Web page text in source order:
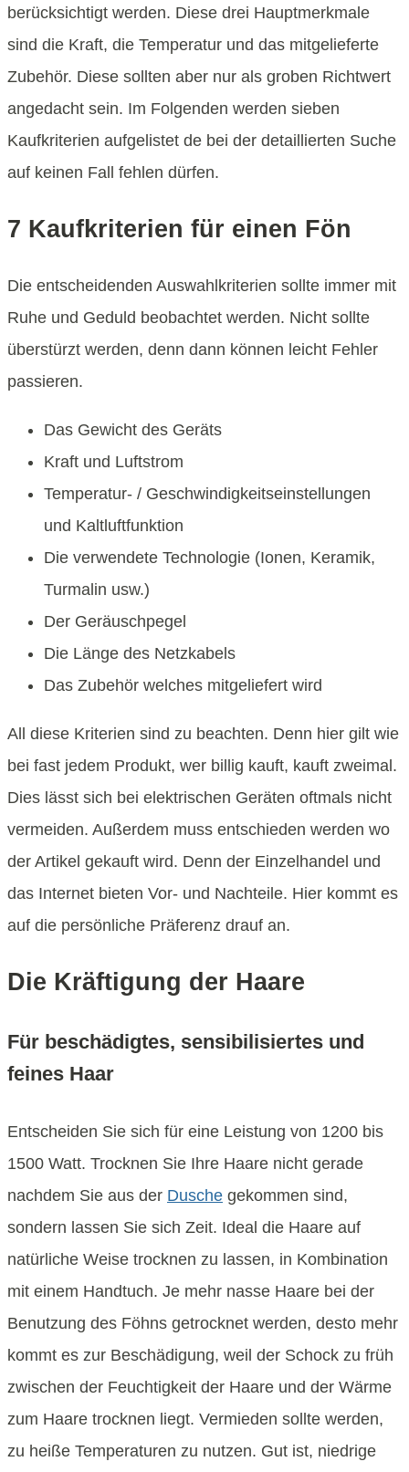
berücksichtigt werden. Diese drei Hauptmerkmale
sind die Kraft, die Temperatur und das mitgelieferte
Zubehör. Diese sollten aber nur als groben Richtwert
angedacht sein. Im Folgenden werden sieben
Kaufkriterien aufgelistet de bei der detaillierten Suche
auf keinen Fall fehlen dürfen.
7 Kaufkriterien für einen Fön
Die entscheidenden Auswahlkriterien sollte immer mit
Ruhe und Geduld beobachtet werden. Nicht sollte
überstürzt werden, denn dann können leicht Fehler
passieren.
Das Gewicht des Geräts
Kraft und Luftstrom
Temperatur- / Geschwindigkeitseinstellungen
und Kaltluftfunktion
Die verwendete Technologie (Ionen, Keramik,
Turmalin usw.)
Der Geräuschpegel
Die Länge des Netzkabels
Das Zubehör welches mitgeliefert wird
All diese Kriterien sind zu beachten. Denn hier gilt wie
bei fast jedem Produkt, wer billig kauft, kauft zweimal.
Dies lässt sich bei elektrischen Geräten oftmals nicht
vermeiden. Außerdem muss entschieden werden wo
der Artikel gekauft wird. Denn der Einzelhandel und
das Internet bieten Vor- und Nachteile. Hier kommt es
auf die persönliche Präferenz drauf an.
Die Kräftigung der Haare
Für beschädigtes, sensibilisiertes und
feines Haar
Entscheiden Sie sich für eine Leistung von 1200 bis
1500 Watt. Trocknen Sie Ihre Haare nicht gerade
nachdem Sie aus der Dusche gekommen sind,
sondern lassen Sie sich Zeit. Ideal die Haare auf
natürliche Weise trocknen zu lassen, in Kombination
mit einem Handtuch. Je mehr nasse Haare bei der
Benutzung des Föhns getrocknet werden, desto mehr
kommt es zur Beschädigung, weil der Schock zu früh
zwischen der Feuchtigkeit der Haare und der Wärme
zum Haare trocknen liegt. Vermieden sollte werden,
zu heiße Temperaturen zu nutzen. Gut ist, niedrige